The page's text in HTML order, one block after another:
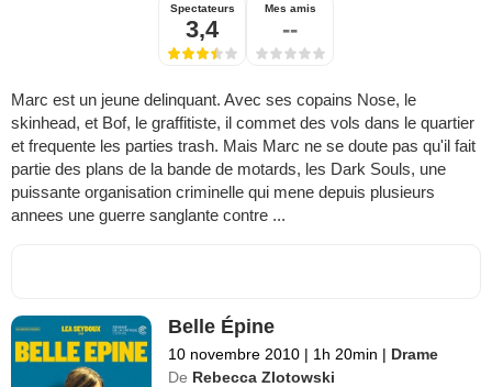
Spectateurs
3,4
Mes amis
--
Marc est un jeune delinquant. Avec ses copains Nose, le
skinhead, et Bof, le graffitiste, il commet des vols dans le quartier
et frequente les parties trash. Mais Marc ne se doute pas qu'il fait
partie des plans de la bande de motards, les Dark Souls, une
puissante organisation criminelle qui mene depuis plusieurs
annees une guerre sanglante contre ...
Belle Épine
10 novembre 2010 | 1h 20min | Drame
De Rebecca Zlotowski